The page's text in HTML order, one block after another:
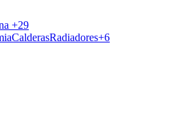
+29
CalderasRadiadores+6